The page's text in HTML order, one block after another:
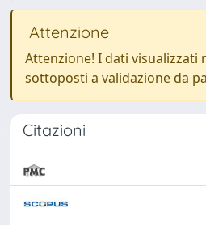
Attenzione
Attenzione! I dati visualizzati
sottoposti a validazione da
Citazioni